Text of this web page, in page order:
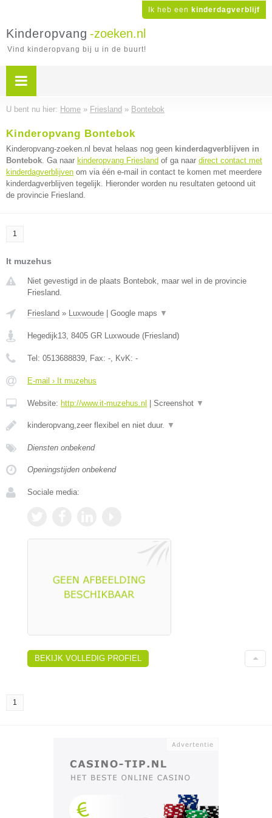
Ik heb een kinderdagverblijf
Kinderopvang -zoeken.nl
Vind kinderopvang bij u in de buurt!
U bent nu hier: Home » Friesland » Bontebok
Kinderopvang Bontebok
Kinderopvang-zoeken.nl bevat helaas nog geen kinderdagverblijven in
Bontebok. Ga naar kinderopvang Friesland of ga naar direct contact met
kinderdagverblijven om via één e-mail in contact te komen met meerdere
kinderdagverblijven tegelijk. Hieronder worden nu resultaten getoond uit
de provincie Friesland.
1
It muzehus
Niet gevestigd in de plaats Bontebok, maar wel in de provincie
Friesland.
Friesland » Luxwoude Google maps ▼
Hegedijk13, 8405 GR Luxwoude (Friesland)
Tel: 0513688839, Fax: -, KvK: -
E-mail › It muzehus
Website: http://www.it-muzehus.nl Screenshot ▼
kinderopvang,zeer flexibel en niet duur. ▼
Diensten onbekend
Openingstijden onbekend
Sociale media:
BEKIJK VOLLEDIG PROFIEL
1